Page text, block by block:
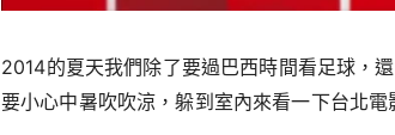
2014的夏天我們除了要過巴西時間看足球，
要小心中暑吹吹涼，躲到室內來看一下台北電